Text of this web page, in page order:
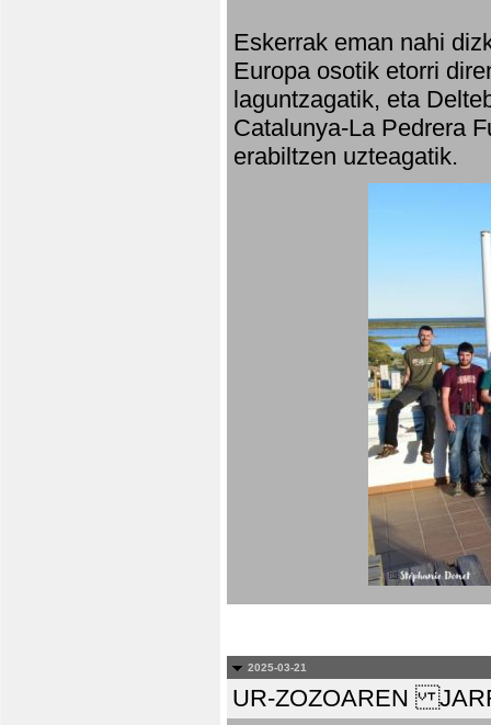
Eskerrak eman nahi
Europa osotik etorri
laguntzagatik, eta
Catalunya-La Pedrera
erabiltzen uzteagatik.
2025-03-21
UR-ZOZOAREN